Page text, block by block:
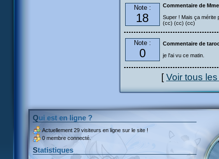
Note :
18
Commentaire de
Super ! Mais ça
(cc) (cc) (cc)
Note :
0
Commentaire de
je l'ai vu ce matin.
[Voir tous
Qui est en ligne ?
Actuellement 29 visiteurs en ligne sur le site !
0 membre connecté.
Statistiques